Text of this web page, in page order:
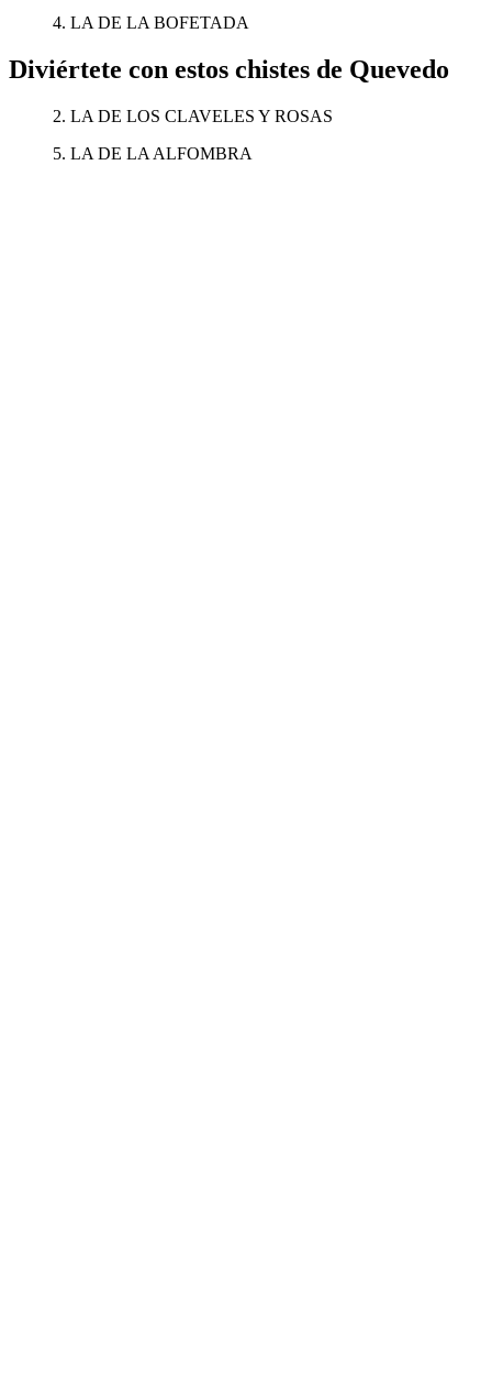
4. LA DE LA BOFETADA
Diviértete con estos chistes de Quevedo
2. LA DE LOS CLAVELES Y ROSAS
5. LA DE LA ALFOMBRA